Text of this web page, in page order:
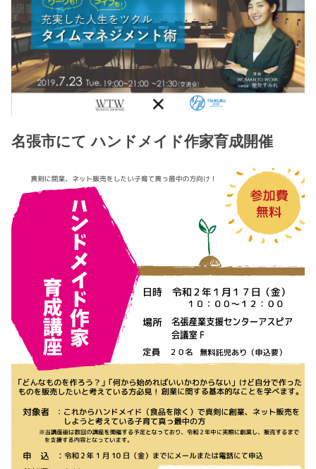
名張市にて ハンドメイド作家育成開催